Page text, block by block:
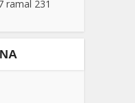
ramal 231